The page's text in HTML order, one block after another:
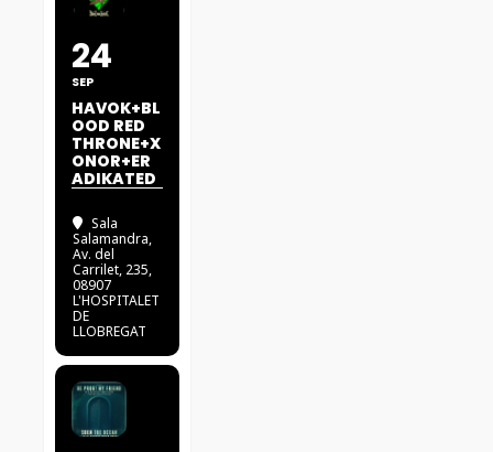
24
SEP
HAVOK+BL
OOD RED
THRONE+X
ONOR+ER
ADIKATED
Sala
Salamandra,
Av. del
Carrilet, 235,
08907
L'HOSPITALET
DE
LLOBREGAT